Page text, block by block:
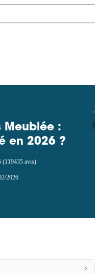
Meublée :
en 2026 ?
(119435 avis)
2026